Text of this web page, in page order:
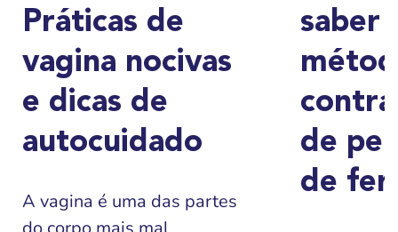
Práticas de
vagina nocivas
e dicas de
autocuidado
A vagina é uma das partes
saber
de
de